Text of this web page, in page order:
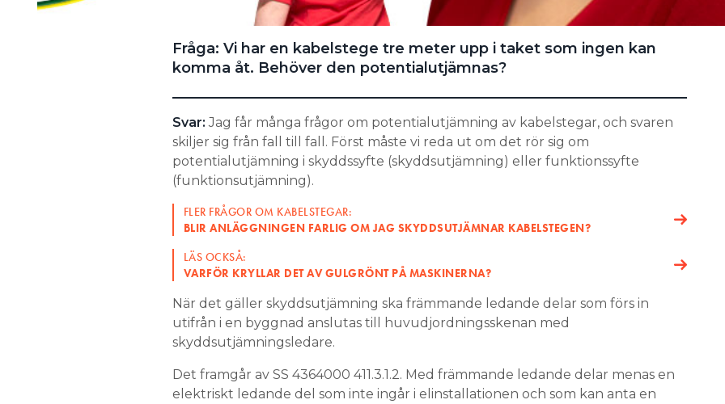
Fråga: Vi har en kabel­stege tre meter upp i taket som ingen kan
komma åt. Behöver den potentialutjämnas?
Svar:Jag får många frågor om potentialutjämning av kabelstegar, och svaren
skiljer sig från fall till fall. Först måste vi reda ut om det rör sig om
potentialutjämning i skyddssyfte (skyddsutjämning) eller funktionssyfte
(funktions­utjämning).
FLER FRÅGOR OM KABELSTEGAR:
BLIR ANLÄGGNINGEN FARLIG OM JAG SKYDDSUTJÄMNAR KABELSTEGEN?
LÄS OCKSÅ:
VARFÖR KRYLLAR DET AV ­GULGRÖNT PÅ MASKINERNA?
När det gäller skyddsut­jämning ska främmande ledande delar som förs in
utifrån i en byggnad anslutas till huvudjordningsskenan med
skyddsutjämningsledare.
Det framgår av SS 4364000 411.3.1.2. Med främmande ledande delar menas en
elektriskt ledande del som inte ingår i elinstallationen och som kan anta en